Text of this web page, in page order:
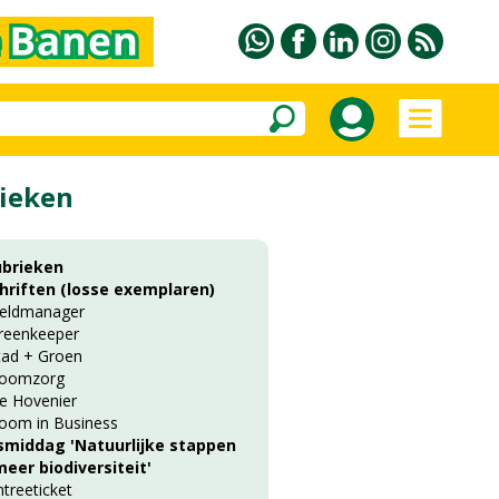
(losse exemplaren)
+ Groen
Hovenier
in Business
'Natuurlijke stappen
biodiversiteit'